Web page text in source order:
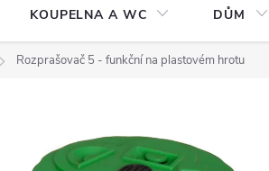
KOUPELNA A WC DŮM
Rozprašovač 5 - funkční na plastovém hrotu